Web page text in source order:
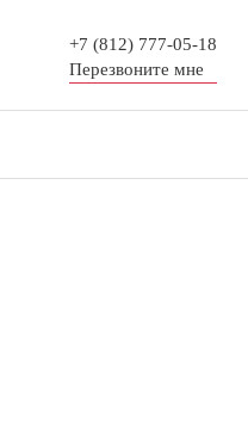
+7 (812) 777-05-18
Перезвоните мне